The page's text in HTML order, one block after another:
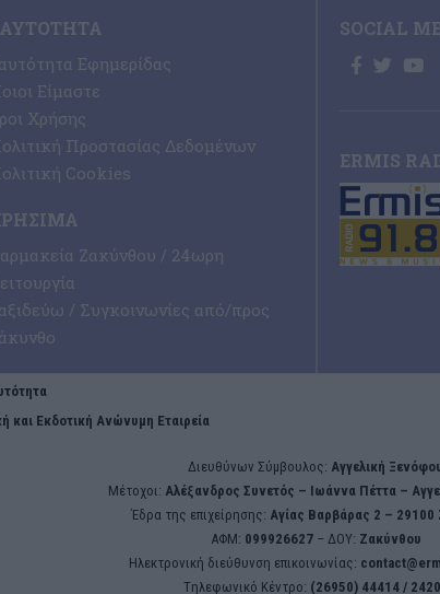
Εφημερίδας
Είμαστε
Χρήσης
Προστασίας Δεδομένων
Cookies
Ζακύνθου / 24ωρη
/ Συγκοινωνίες από/προς
SOCIAL
ERMIS
και Εκδοτική Ανώνυμη Εταιρεία
Διευθύνων Σύμβουλος: Αγγελική
Μέτοχοι: Αλέξανδρος Συνετός – Iωάννα Πέττα –
Έδρα της επιχείρησης: Aγίας Βαρβάρας 2 – 29100
ΑΦΜ: 099926627– ΔΟΥ: Ζακύνθου
Ηλεκτρονική διεύθυνση επικοινωνίας:
Tηλεφωνικό Κέντρο: (26950) 44414 /